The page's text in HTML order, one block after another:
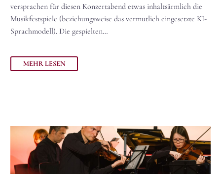
versprachen für diesen Konzertabend etwas inhaltsärmlich die
Musikfestspiele (beziehungsweise das vermutlich eingesetzte KI-
Sprachmodell). Die gespielten…
MEHR LESEN